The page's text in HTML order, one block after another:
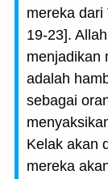
mereka dari
19-23].
menjadikan
adalah
sebagai
Kelak akan
mereka